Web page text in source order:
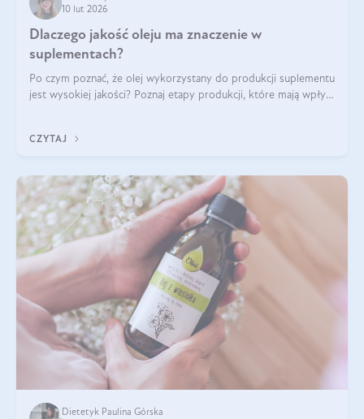
10 lut 2026
Dlaczego jakość oleju ma znaczenie w
suplementach?
Po czym poznać, że olej wykorzystany do produkcji suplementu
jest wysokiej jakości? Poznaj etapy produkcji, które mają wpływ
CZYTAJ
Dietetyk Paulina Górska